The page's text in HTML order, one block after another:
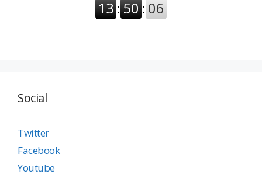
Social
Twitter
Facebook
Youtube